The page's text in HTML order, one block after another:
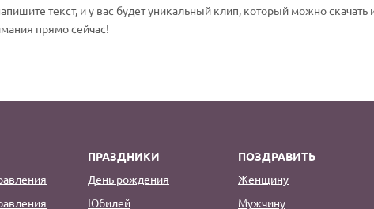
текст, и у вас будет уникальный клип, который можно
прямо сейчас!
ПРАЗДНИКИ
День рождения
Юбилей
ПОЗДРАВИТЬ
Женщину
Мужчину